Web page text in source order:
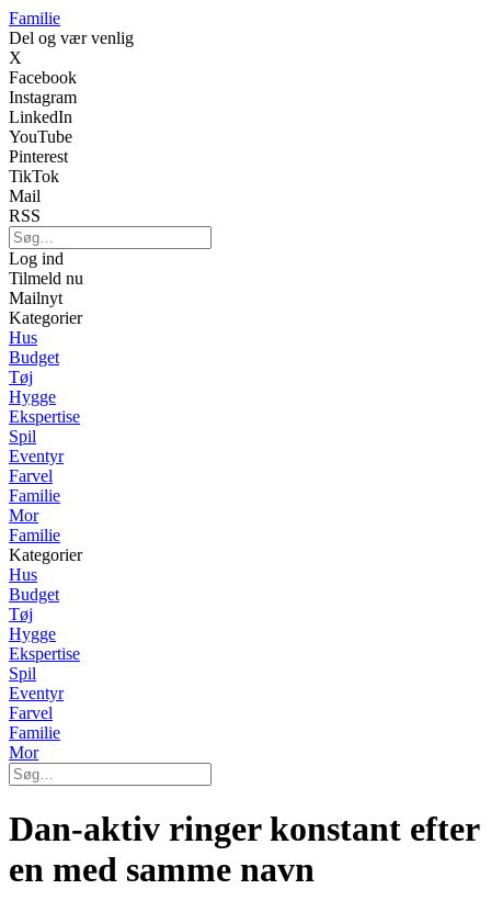
Familie
Del og vær venlig
X
Facebook
Instagram
LinkedIn
YouTube
Pinterest
TikTok
Mail
RSS
Log ind
Tilmeld nu
Mailnyt
Kategorier
Hus
Budget
Tøj
Hygge
Ekspertise
Spil
Eventyr
Farvel
Familie
Mor
Familie
Kategorier
Hus
Budget
Tøj
Hygge
Ekspertise
Spil
Eventyr
Farvel
Familie
Mor
Dan-aktiv ringer konstant efter
en med samme navn